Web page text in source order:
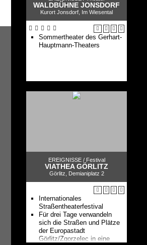
WALDBÜHNE JONSDORF
Kurort Jonsdorf, Im Wiesental
Sommertheater des Gerhart-
Hauptmann-Theaters
EREIGNISSE / Festival
VIATHEA GÖRLITZ
Görlitz, Demianiplatz 2
Internationales
Straßentheaterfestival
Für drei Tage verwandeln
sich die Straßen und Plätze
der Europastadt
Görlitz/Zgorzelec in eine